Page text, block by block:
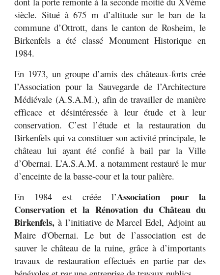
siècle. Situé à 675 m d’altitude sur le ban de la
commune d’Ottrott, dans le canton de Rosheim, le
Birkenfels a été classé Monument Historique en
1984.
En 1973, un groupe d’amis des châteaux-forts crée
l’Association pour la Sauvegarde de l’Architecture
Médiévale (A.S.A.M.), afin de travailler de manière
efficace et désintéressée à leur étude et à leur
conservation. C’est l’étude et la restauration du
Birkenfels qui va constituer son activité principale, le
château lui ayant été confié à bail par la Ville
d’Obernai. L’A.S.A.M. a notamment restauré le mur
d’enceinte de la basse-cour et la tour palière.
En 1984 est créée l’Association pour la
Conservation et la Rénovation du Château du
Birkenfels, à l’initiative de Marcel Edel, Adjoint au
Maire d'Obernai. Le but de l’association est de
sauver le château de la ruine, grâce à d’importants
travaux de restauration effectués en partie par des